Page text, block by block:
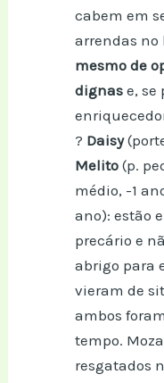
cabem em
arrendas no
mesmo de
dignas e, se
? Daisy
Melito (p.
médio, -1
ano): estão
precário e
abrigo para
vieram de
ambos
tempo.
resgatados